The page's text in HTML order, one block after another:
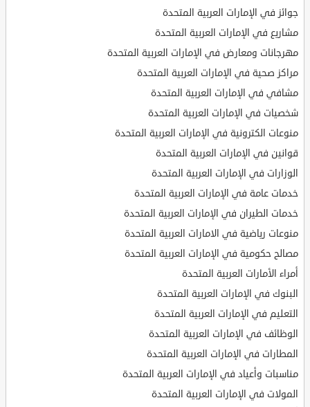
جوائز في الإمارات العربية المتحدة
مشاريع في الإمارات العربية المتحدة
مهرجانات ومعارض في الإمارات العربية المتحدة
مراكز صحية في الإمارات العربية المتحدة
مشافي في الإمارات العربية المتحدة
شخصيات في الإمارات العربية المتحدة
منوعات الكترونية في الإمارات العربية المتحدة
قوانين في الإمارات العربية المتحدة
الوزارات في الإمارات العربية المتحدة
خدمات عامة في الإمارات العربية المتحدة
خدمات الطيران في الإمارات العربية المتحدة
منوعات رياضية في الامارات العربية المتحدة
مصالح حكومية في الإمارات العربية المتحدة
أمراء الأمارات العربية المتحدة
البنوك في الإمارات العربية المتحدة
التعليم في الإمارات العربية المتحدة
الوظائف في الإمارات العربية المتحدة
المطارات في الإمارات العربية المتحدة
مناسبات وأعياد في الإمارات العربية المتحدة
المولات في الإمارات العربية المتحدة